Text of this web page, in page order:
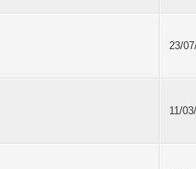
23/
11/